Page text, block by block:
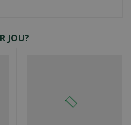
JOU?